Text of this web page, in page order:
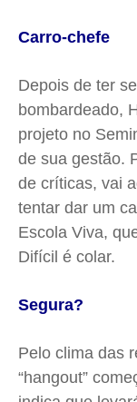
Carro-chefe
Depois de ter
bombardeado,
projeto no
de sua gestão.
de críticas, vai
tentar dar um
Escola Viva,
Difícil é colar.
Segura?
Pelo clima das
“hangout”